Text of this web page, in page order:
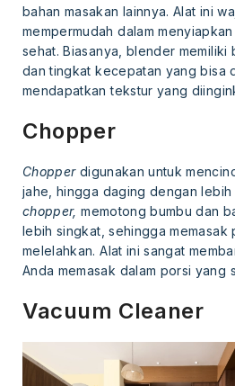
bahan masakan lainnya. Alat ini
mempermudah dalam
sehat. Biasanya, blender memiliki
dan tingkat kecepatan yang bisa
mendapatkan tekstur yang
Chopper
Chopperdigunakan untuk
jahe, hingga daging dengan lebih
chopper, memotong bumbu dan
lebih singkat, sehingga memasak
melelahkan. Alat ini sangat
Anda memasak dalam porsi yang
Vacuum Cleaner